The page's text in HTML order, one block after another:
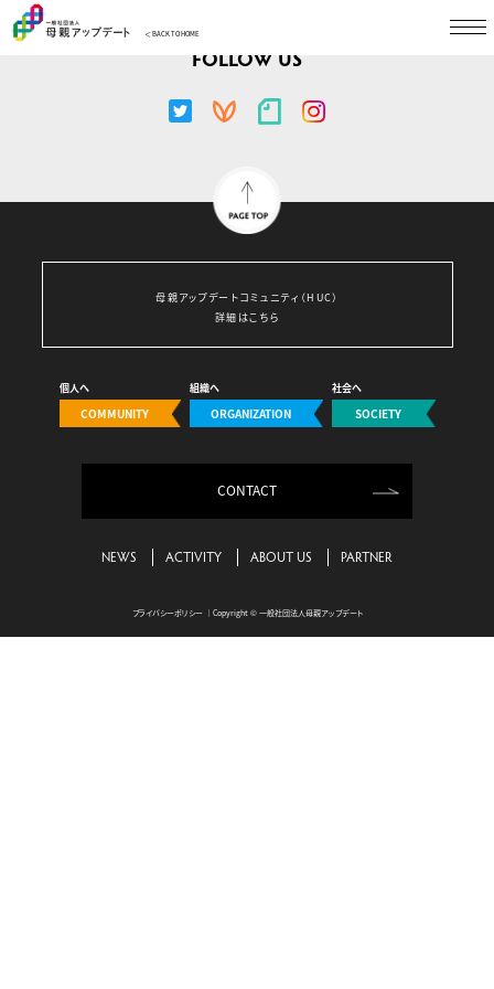
＜ BACK TO HOME
FOLLOW US
母親アップデートコミュニティ（HUC）
詳細はこちら
COMMUNITY
個人へ
ORGANIZATION
組織へ
SOCIETY
社会へ
CONTACT
NEWS ACTIVITY ABOUT US PARTNER
プライバシーポリシー｜Copyright © 一般社団法人母親アップデート